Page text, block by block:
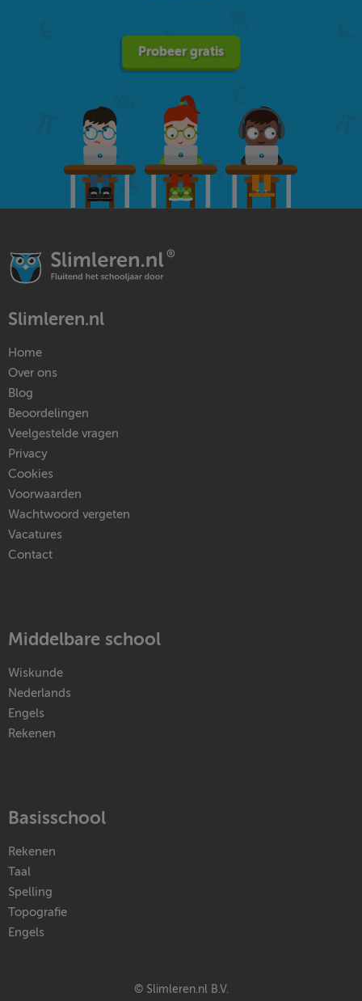
Probeer gratis
Slimleren.nl
Home
Over ons
Blog
Beoordelingen
Veelgestelde vragen
Privacy
Cookies
Voorwaarden
Wachtwoord vergeten
Vacatures
Contact
Middelbare school
Wiskunde
Nederlands
Engels
Rekenen
Basisschool
Rekenen
Taal
Spelling
Topografie
Engels
© Slimleren.nl B.V.